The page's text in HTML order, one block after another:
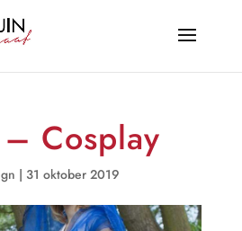
Cosplay
| 31 oktober 2019